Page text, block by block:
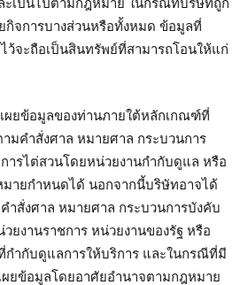
ะเป็นไปตามกฎหมาย ในกรณีที่บริษัทถูก
กิจการบางส่วนหรือทั้งหมด ข้อมูลที่
ว้จะถือเป็นสินทรัพย์ที่สามารถโอนให้แก่
ผยข้อมูลของท่านภายใต้หลักเกณฑ์ที่
มคำสั่งศาล หมายศาล กระบวนการ
ารไต่สวนโดยหน่วยงานกำกับดูแล หรือ
ายกำหนดได้ นอกจากนี้บริษัทอาจได้
ำสั่งศาล หมายศาล กระบวนการบังคับ
ยงานราชการ หน่วยงานของรัฐ หรือ
ำกับดูแลการให้บริการ และในกรณีที่มี
ผยข้อมูลโดยอาศัยอำนาจตามกฎหมาย